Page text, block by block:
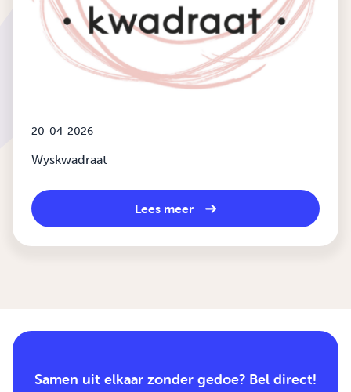
20-04-2026 -
Wyskwadraat
Lees meer
Samen uit elkaar zonder gedoe? Bel direct!